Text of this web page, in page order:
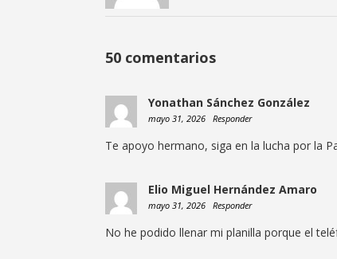
50 comentarios
Yonathan Sánchez González
mayo 31, 2026 Responder
Te apoyo hermano, siga en la lucha por la
Elio Miguel Hernández Amaro
mayo 31, 2026 Responder
No he podido llenar mi planilla porque el